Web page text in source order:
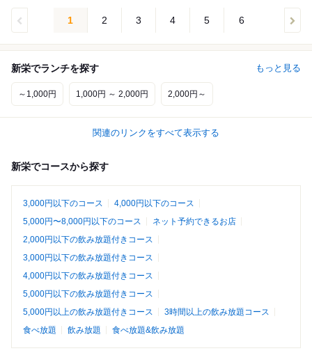
1 2 3 4 5 6
新栄でランチを探す もっと見る
～1,000円 1,000円 ～ 2,000円 2,000円～
関連のリンクをすべて表示する
新栄でコースから探す
3,000円以下のコース
4,000円以下のコース
5,000円〜8,000円以下のコース
ネット予約できるお店
2,000円以下の飲み放題付きコース
3,000円以下の飲み放題付きコース
4,000円以下の飲み放題付きコース
5,000円以下の飲み放題付きコース
5,000円以上の飲み放題付きコース
3時間以上の飲み放題コース
食べ放題
飲み放題 食べ放題&飲み放題